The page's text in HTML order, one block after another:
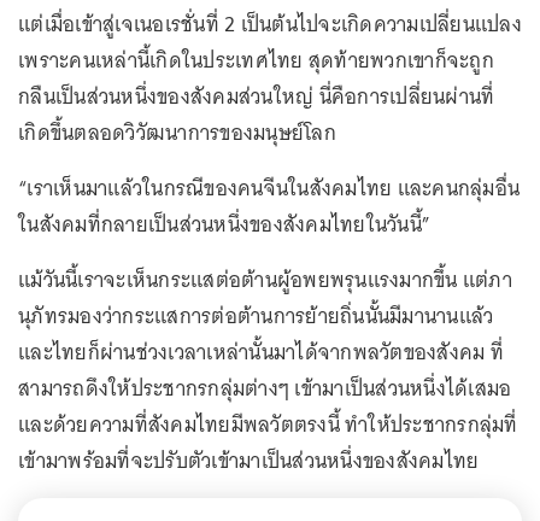
แต่เมื่อเข้าสู่เจเนอเรชั่นที่ 2 เป็นต้นไปจะเกิดความเปลี่ยนแปลง
เพราะคนเหล่านี้เกิดในประเทศไทย สุดท้ายพวกเขาก็จะถูก
กลืนเป็นส่วนหนึ่งของสังคมส่วนใหญ่ นี่คือการเปลี่ยนผ่านที่
เกิดขึ้นตลอดวิวัฒนาการของมนุษย์โลก
“เราเห็นมาแล้วในกรณีของคนจีนในสังคมไทย และคนกลุ่มอื่น
ในสังคมที่กลายเป็นส่วนหนึ่งของสังคมไทยในวันนี้”
แม้วันนี้เราจะเห็นกระแสต่อต้านผู้อพยพรุนแรงมากขึ้น แต่ภา
นุภัทรมองว่ากระแสการต่อต้านการย้ายถิ่นนั้นมีมานานแล้ว
และไทยก็ผ่านช่วงเวลาเหล่านั้นมาได้จากพลวัตของสังคม ที่
สามารถดึงให้ประชากรกลุ่มต่างๆ เข้ามาเป็นส่วนหนึ่งได้เสมอ
และด้วยความที่สังคมไทยมีพลวัตตรงนี้ ทำให้ประชากรกลุ่มที่
เข้ามาพร้อมที่จะปรับตัวเข้ามาเป็นส่วนหนึ่งของสังคมไทย